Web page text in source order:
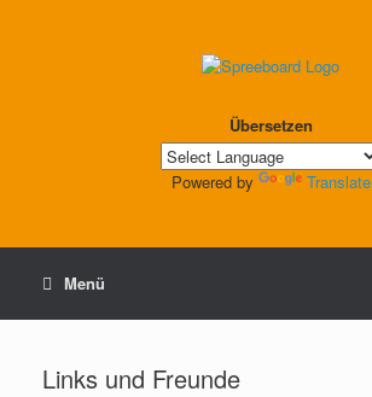
Übersetzen
Powered by Translate
Menü
Links und Freunde